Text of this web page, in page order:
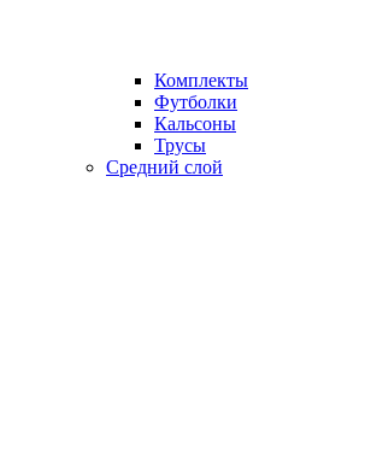
Комплекты
Футболки
Кальсоны
Трусы
Средний слой